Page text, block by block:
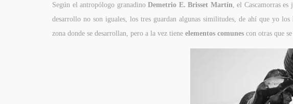
Según el antropólogo granadino Demetrio E. Brisset Martín , el Cascamorras es
desarrollo no son iguales, los tres guardan algunas similitudes, de ahí que yo
zona donde se desarrollan, pero a la vez tiene elementos comunes con otras que